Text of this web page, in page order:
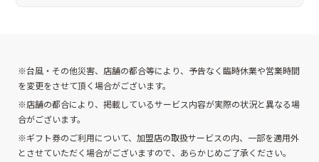
※台風・その他災害、店舗の都合等により、予告なく臨時休業や営業時間
を変更をさせて頂く場合がございます。
※店舗の都合により、掲載しているサービス内容が実際の状況と異なる場
合がございます。
※ギフト券のご利用について、加盟店の取扱サービスの内、一部を適用外
とさせていただく場合がございますので、あらかじめご了承ください。